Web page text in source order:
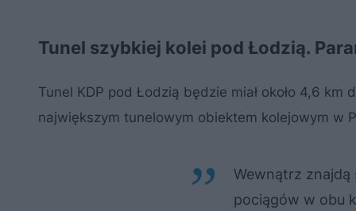
Tunel szybkiej kolei pod Łodzią.
Tunel KDP pod Łodzią będzie miał około 4,6 km
największym tunelowym obiektem kolejowym w
Wewnątrz znajdą
pociągów w obu